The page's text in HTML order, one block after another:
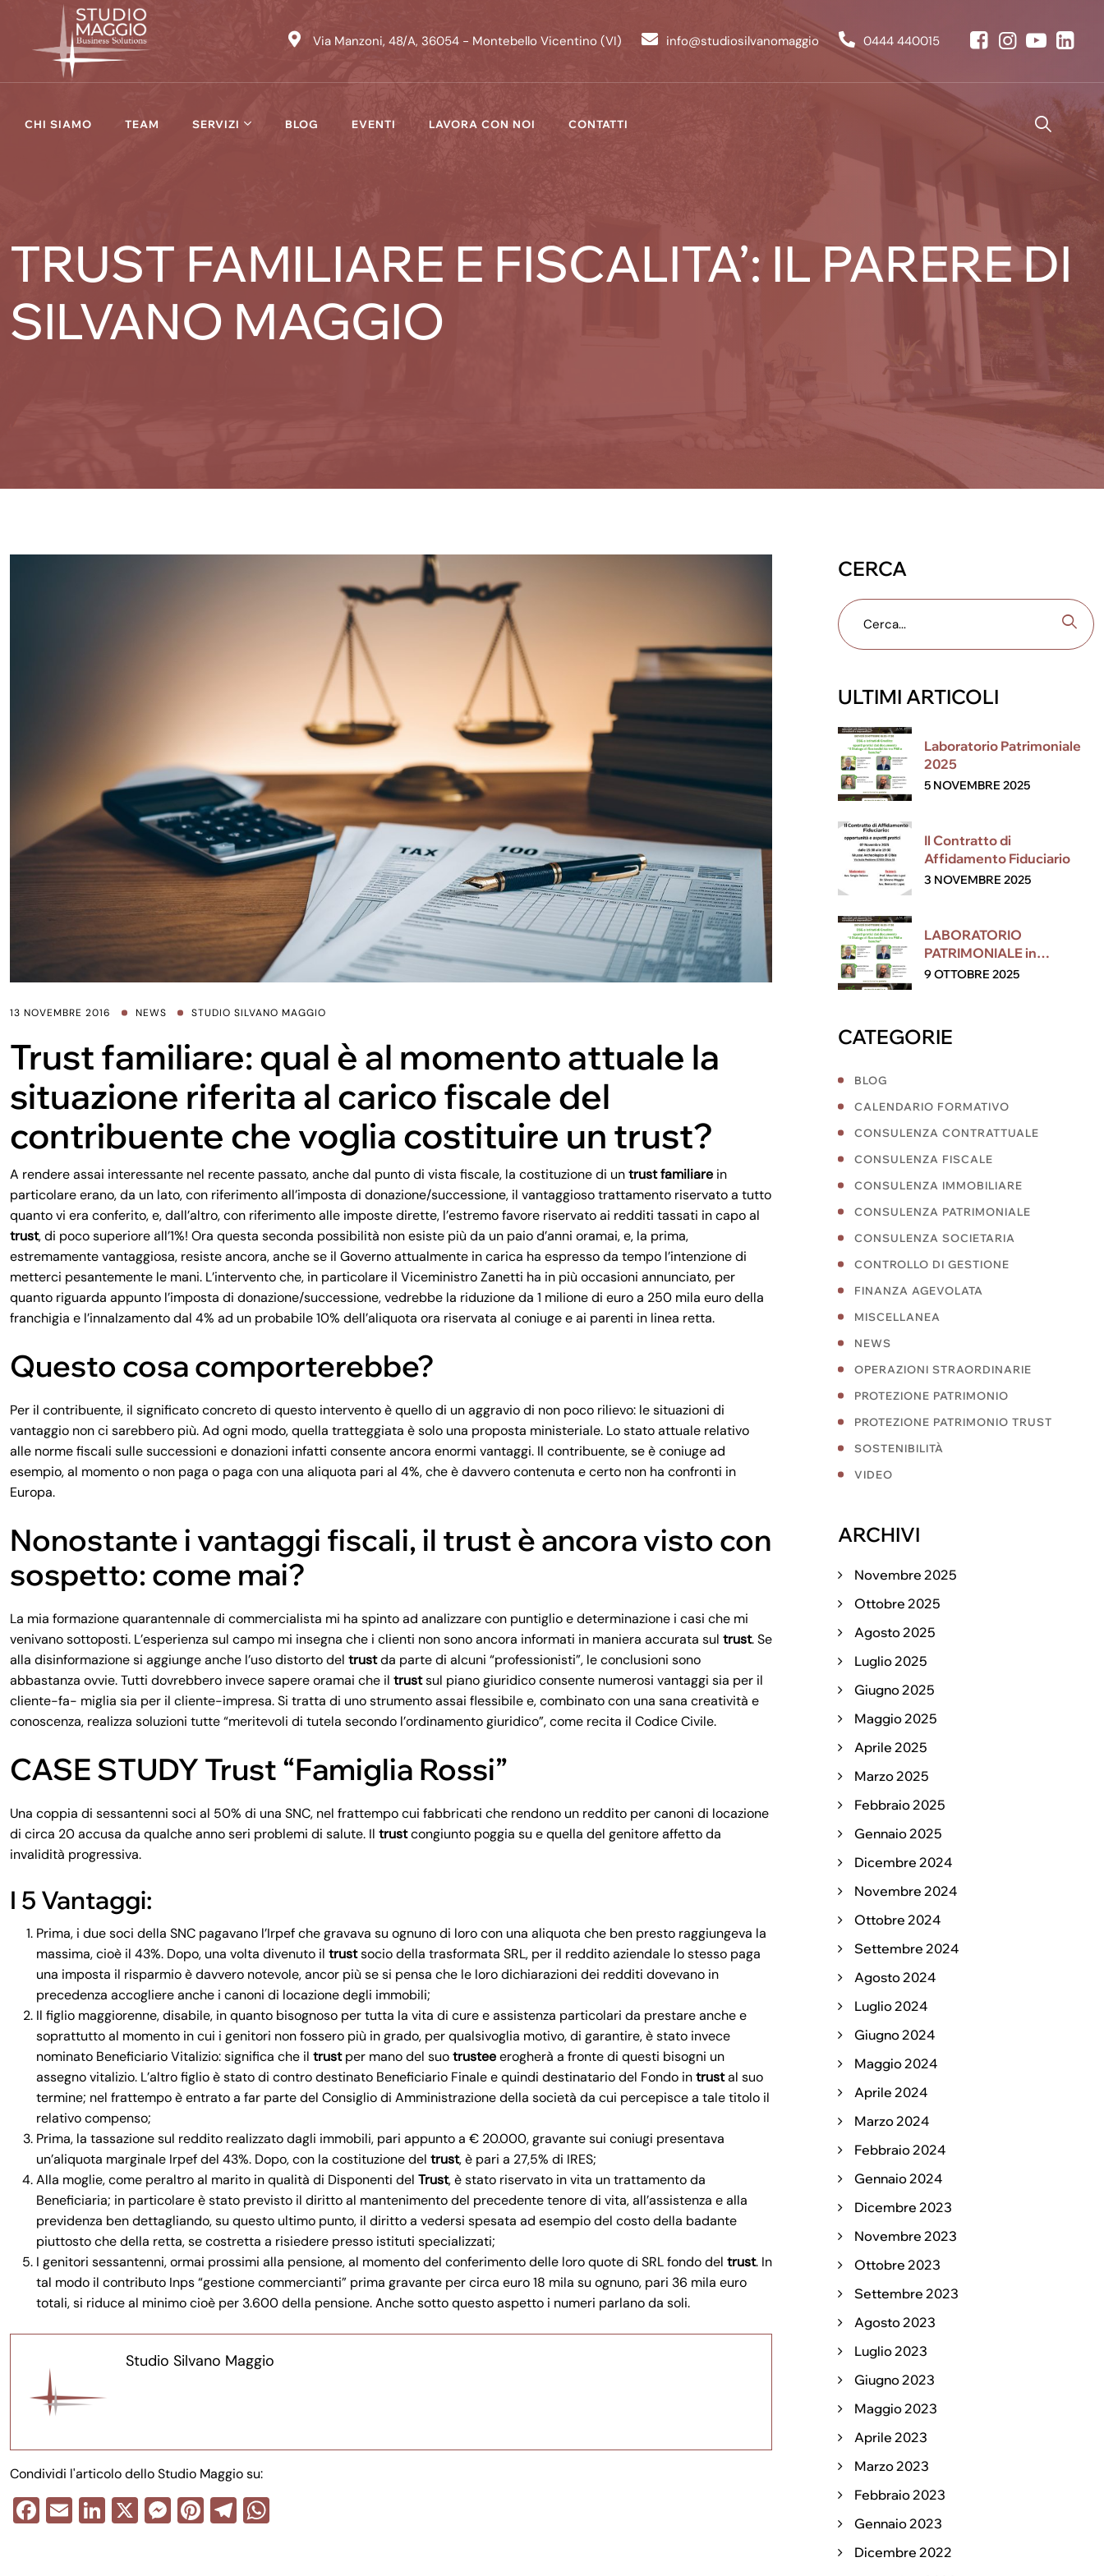
content
Via Manzoni, 48/A, 36054 - Montebello Vicentino (VI) info@studiosilvanomaggio 0444 440015
CHI SIAMO TEAM SERVIZI BLOG EVENTI LAVORA CON NOI CONTATTI
TRUST FAMILIARE E FISCALITA’: IL PARERE DI
SILVANO MAGGIO
13 NOVEMBRE 2016 NEWS STUDIO SILVANO MAGGIO
Trust familiare: qual è al momento attuale la
situazione riferita al carico fiscale del
contribuente che voglia costituire un trust?
A rendere assai interessante nel recente passato, anche dal punto di vista fiscale, la costituzione di untrust familiare in
particolare erano, da un lato, con riferimento all’imposta di donazione/successione, il vantaggioso trattamento riservato a tutto
quanto vi era conferito, e, dall’altro, con riferimento alle imposte dirette, l’estremo favore riservato ai redditi tassati in capo al
trust, di poco superiore all’1%! Ora questa seconda possibilità non esiste più da un paio d’anni oramai, e, la prima,
estremamente vantaggiosa, resiste ancora, anche se il Governo attualmente in carica ha espresso da tempo l’intenzione di
metterci pesantemente le mani. L’intervento che, in particolare il Viceministro Zanetti ha in più occasioni annunciato, per
quanto riguarda appunto l’imposta di donazione/successione, vedrebbe la riduzione da 1 milione di euro a 250 mila euro della
franchigia e l’innalzamento dal 4% ad un probabile 10% dell’aliquota ora riservata al coniuge e ai parenti in linea retta.
Questo cosa comporterebbe?
Per il contribuente, il significato concreto di questo intervento è quello di un aggravio di non poco rilievo: le situazioni di
vantaggio non ci sarebbero più. Ad ogni modo, quella tratteggiata è solo una proposta ministeriale. Lo stato attuale relativo
alle norme fiscali sulle successioni e donazioni infatti consente ancora enormi vantaggi. Il contribuente, se è coniuge ad
esempio, al momento o non paga o paga con una aliquota pari al 4%, che è davvero contenuta e certo non ha confronti in
Europa.
Nonostante i vantaggi fiscali, il trust è ancora visto con
sospetto: come mai?
La mia formazione quarantennale di commercialista mi ha spinto ad analizzare con puntiglio e determinazione i casi che mi
venivano sottoposti. L’esperienza sul campo mi insegna che i clienti non sono ancora informati in maniera accurata sul trust. Se
alla disinformazione si aggiunge anche l’uso distorto del trustda parte di alcuni “professionisti”, le conclusioni sono
abbastanza ovvie. Tutti dovrebbero invece sapere oramai che il trustsul piano giuridico consente numerosi vantaggi sia per il
cliente-fa- miglia sia per il cliente-impresa. Si tratta di uno strumento assai flessibile e, combinato con una sana creatività e
conoscenza, realizza soluzioni tutte “meritevoli di tutela secondo l’ordinamento giuridico”, come recita il Codice Civile.
CASE STUDY Trust “Famiglia Rossi”
Una coppia di sessantenni soci al 50% di una SNC, nel frattempo cui fabbricati che rendono un reddito per canoni di locazione
di circa 20 accusa da qualche anno seri problemi di salute. Il trustcongiunto poggia su e quella del genitore affetto da
invalidità progressiva.
I 5 Vantaggi:
Prima, i due soci della SNC pagavano l’Irpef che gravava su ognuno di loro con una aliquota che ben presto raggiungeva la
massima, cioè il 43%. Dopo, una volta divenuto il trustsocio della trasformata SRL, per il reddito aziendale lo stesso paga
una imposta il risparmio è davvero notevole, ancor più se si pensa che le loro dichiarazioni dei redditi dovevano in
precedenza accogliere anche i canoni di locazione degli immobili;
Il figlio maggiorenne, disabile, in quanto bisognoso per tutta la vita di cure e assistenza particolari da prestare anche e
soprattutto al momento in cui i genitori non fossero più in grado, per qualsivoglia motivo, di garantire, è stato invece
nominato Beneficiario Vitalizio: significa che il trustper mano del suotrusteeerogherà a fronte di questi bisogni un
assegno vitalizio. L’altro figlio è stato di contro destinato Beneficiario Finale e quindi destinatario del Fondo intrustal suo
termine; nel frattempo è entrato a far parte del Consiglio di Amministrazione della società da cui percepisce a tale titolo il
relativo compenso;
Prima, la tassazione sul reddito realizzato dagli immobili, pari appunto a € 20.000, gravante sui coniugi presentava
un’aliquota marginale Irpef del 43%. Dopo, con la costituzione del trust, è pari a 27,5% di IRES;
Alla moglie, come peraltro al marito in qualità di Disponenti del Trust, è stato riservato in vita un trattamento da
Beneficiaria; in particolare è stato previsto il diritto al mantenimento del precedente tenore di vita, all’assistenza e alla
previdenza ben dettagliando, su questo ultimo punto, il diritto a vedersi spesata ad esempio del costo della badante
piuttosto che della retta, se costretta a risiedere presso istituti specializzati;
I genitori sessantenni, ormai prossimi alla pensione, al momento del conferimento delle loro quote di SRL fondo del trust. In
tal modo il contributo Inps “gestione commercianti” prima gravante per circa euro 18 mila su ognuno, pari 36 mila euro
totali, si riduce al minimo cioè per 3.600 della pensione. Anche sotto questo aspetto i numeri parlano da soli.
Studio Silvano Maggio
Condividi l'articolo dello Studio Maggio su:
F E Li X M Pi T
CERCA
ULTIMI ARTICOLI
Laboratorio Patrimoniale
2025
5 NOVEMBRE 2025
Il Contratto di
Affidamento Fiduciario
3 NOVEMBRE 2025
LABORATORIO
PATRIMONIALE in
collaborazione con ESG
9 OTTOBRE 2025
CATEGORIE
BLOG
CALENDARIO FORMATIVO
CONSULENZA CONTRATTUALE
CONSULENZA FISCALE
CONSULENZA IMMOBILIARE
CONSULENZA PATRIMONIALE
CONSULENZA SOCIETARIA
CONTROLLO DI GESTIONE
FINANZA AGEVOLATA
MISCELLANEA
NEWS
OPERAZIONI STRAORDINARIE
PROTEZIONE PATRIMONIO
PROTEZIONE PATRIMONIO TRUST
SOSTENIBILITÀ
VIDEO
ARCHIVI
Novembre 2025
Ottobre 2025
Agosto 2025
Luglio 2025
Giugno 2025
Maggio 2025
Aprile 2025
Marzo 2025
Febbraio 2025
Gennaio 2025
Dicembre 2024
Novembre 2024
Ottobre 2024
Settembre 2024
Agosto 2024
Luglio 2024
Giugno 2024
Maggio 2024
Aprile 2024
Marzo 2024
Febbraio 2024
Gennaio 2024
Dicembre 2023
Novembre 2023
Ottobre 2023
Settembre 2023
Agosto 2023
Luglio 2023
Giugno 2023
Maggio 2023
Aprile 2023
Marzo 2023
Febbraio 2023
Gennaio 2023
Dicembre 2022